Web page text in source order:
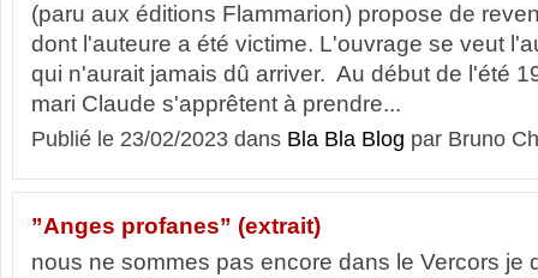
(paru aux éditions Flammarion) propose de
dont l'auteure a été victime. L'ouvrage se veut
qui n'aurait jamais dû arriver. Au début de l'été
mari Claude s'apprêtent à prendre...
Publié le 23/02/2023 dans Bla Bla Blog par Bruno
”Anges profanes” (extrait)
nous ne sommes pas encore dans le Vercors je